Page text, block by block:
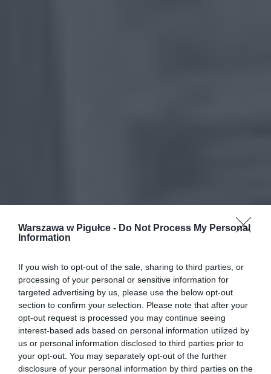
Warszawa w Pigułce - Do Not Process My Personal
Information
If you wish to opt-out of the sale, sharing to third parties, or
processing of your personal or sensitive information for
targeted advertising by us, please use the below opt-out
section to confirm your selection. Please note that after your
opt-out request is processed you may continue seeing
interest-based ads based on personal information utilized by
us or personal information disclosed to third parties prior to
your opt-out. You may separately opt-out of the further
disclosure of your personal information by third parties on the